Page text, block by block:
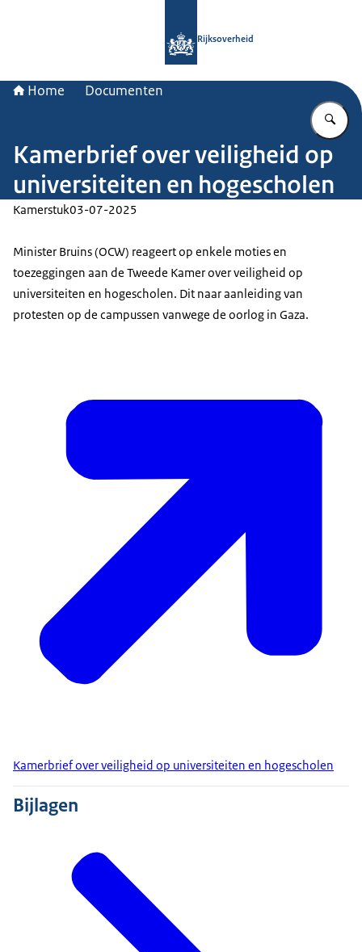
Rijksoverheid
Home Documenten
Kamerbrief over veiligheid op
universiteiten en hogescholen
Kamerstuk03-07-2025
Minister Bruins (OCW) reageert op enkele moties en
toezeggingen aan de Tweede Kamer over veiligheid op
universiteiten en hogescholen. Dit naar aanleiding van
protesten op de campussen vanwege de oorlog in Gaza.
Kamerbrief over veiligheid op universiteiten en hogescholen
Bijlagen